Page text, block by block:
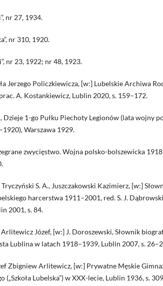
nr 27, 1934.
nr 310, 1920.
nr 23, 1922; nr 48, 1923.
Jerzego Policzkiewicza, [w:] Lubelskie Archiwa
A. Kostankiewicz, Lublin 2020, s. 159–172.
Dzieje 1-go Pułku Piechoty Legionów (lata wojny
Warszawa 1929.
zwycięstwo. Wojna polsko-bolszewicka
S. A., Juszczakowski Kazimierz, [w:]
harcerstwa 1911–2001, red. S. J.
2001, s. 84.
Józef, [w:] J. Doroszewski, Słownik
Lublina w latach 1918–1939, Lublin 2007, s.
Zbigniew Arlitewicz, [w:] Prywatne Męskie
(„Szkoła Lubelska”) w XXX-lecie, Lublin 1936, s.